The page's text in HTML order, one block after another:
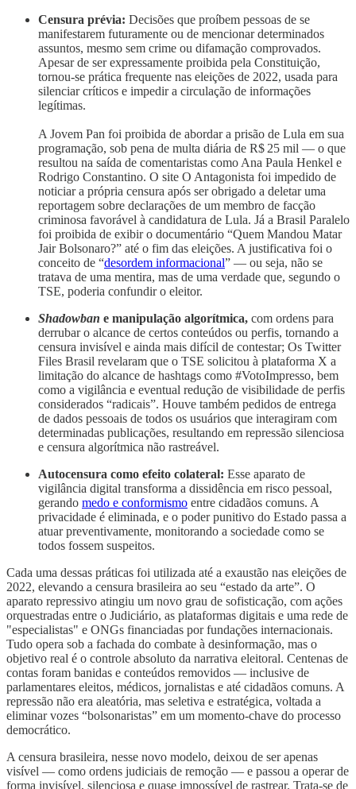
Censura prévia: Decisões que proíbem pessoas de se
manifestarem futuramente ou de mencionar determinados
assuntos, mesmo sem crime ou difamação comprovados.
Apesar de ser expressamente proibida pela Constituição,
tornou-se prática frequente nas eleições de 2022, usada para
silenciar críticos e impedir a circulação de informações
legítimas.
A Jovem Pan foi proibida de abordar a prisão de Lula em sua
programação, sob pena de multa diária de R$ 25 mil — o que
resultou na saída de comentaristas como Ana Paula Henkel e
Rodrigo Constantino. O site O Antagonista foi impedido de
noticiar a própria censura após ser obrigado a deletar uma
reportagem sobre declarações de um membro de facção
criminosa favorável à candidatura de Lula. Já a Brasil Paralelo
foi proibida de exibir o documentário “Quem Mandou Matar
Jair Bolsonaro?” até o fim das eleições. A justificativa foi o
conceito de “desordem informacional” — ou seja, não se
tratava de uma mentira, mas de uma verdade que, segundo o
TSE, poderia confundir o eleitor.
Shadowban e manipulação algorítmica, com ordens para
derrubar o alcance de certos conteúdos ou perfis, tornando a
censura invisível e ainda mais difícil de contestar; Os Twitter
Files Brasil revelaram que o TSE solicitou à plataforma X a
limitação do alcance de hashtags como #VotoImpresso, bem
como a vigilância e eventual redução de visibilidade de perfis
considerados “radicais”. Houve também pedidos de entrega
de dados pessoais de todos os usuários que interagiram com
determinadas publicações, resultando em repressão silenciosa
e censura algorítmica não rastreável.
Autocensura como efeito colateral: Esse aparato de
vigilância digital transforma a dissidência em risco pessoal,
gerando medo e conformismo entre cidadãos comuns. A
privacidade é eliminada, e o poder punitivo do Estado passa a
atuar preventivamente, monitorando a sociedade como se
todos fossem suspeitos.
Cada uma dessas práticas foi utilizada até a exaustão nas eleições de
2022, elevando a censura brasileira ao seu “estado da arte”. O
aparato repressivo atingiu um novo grau de sofisticação, com ações
orquestradas entre o Judiciário, as plataformas digitais e uma rede de
"especialistas" e ONGs financiadas por fundações internacionais.
Tudo opera sob a fachada do combate à desinformação, mas o
objetivo real é o controle absoluto da narrativa eleitoral. Centenas de
contas foram banidas e conteúdos removidos — inclusive de
parlamentares eleitos, médicos, jornalistas e até cidadãos comuns. A
repressão não era aleatória, mas seletiva e estratégica, voltada a
eliminar vozes “bolsonaristas” em um momento-chave do processo
democrático.
A censura brasileira, nesse novo modelo, deixou de ser apenas
visível — como ordens judiciais de remoção — e passou a operar de
forma invisível, silenciosa e quase impossível de rastrear. Trata-se de